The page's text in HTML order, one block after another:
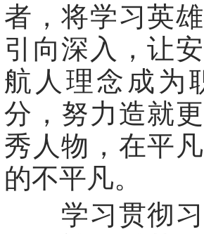
者，将学习英
引向深入，让
航人理念成为
分，努力造就
秀人物，在平
的不平凡。
学习贯彻习